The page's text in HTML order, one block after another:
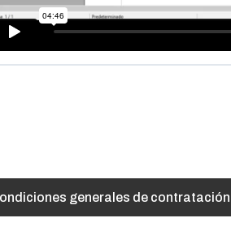
generales de contratación